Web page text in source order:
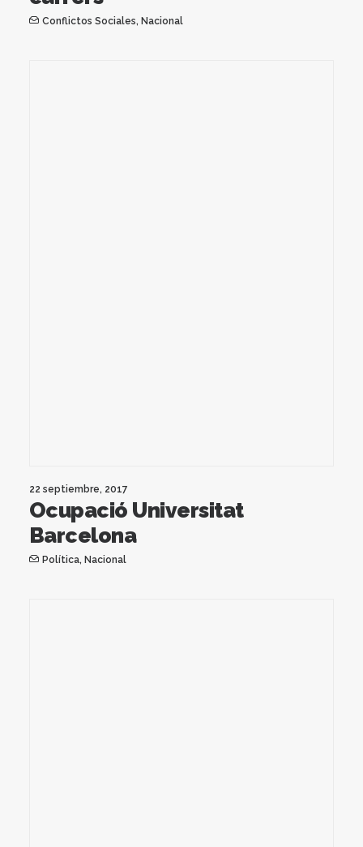
Conflictos Sociales, Nacional
22 septiembre, 2017
Ocupació Universitat
Barcelona
Política, Nacional